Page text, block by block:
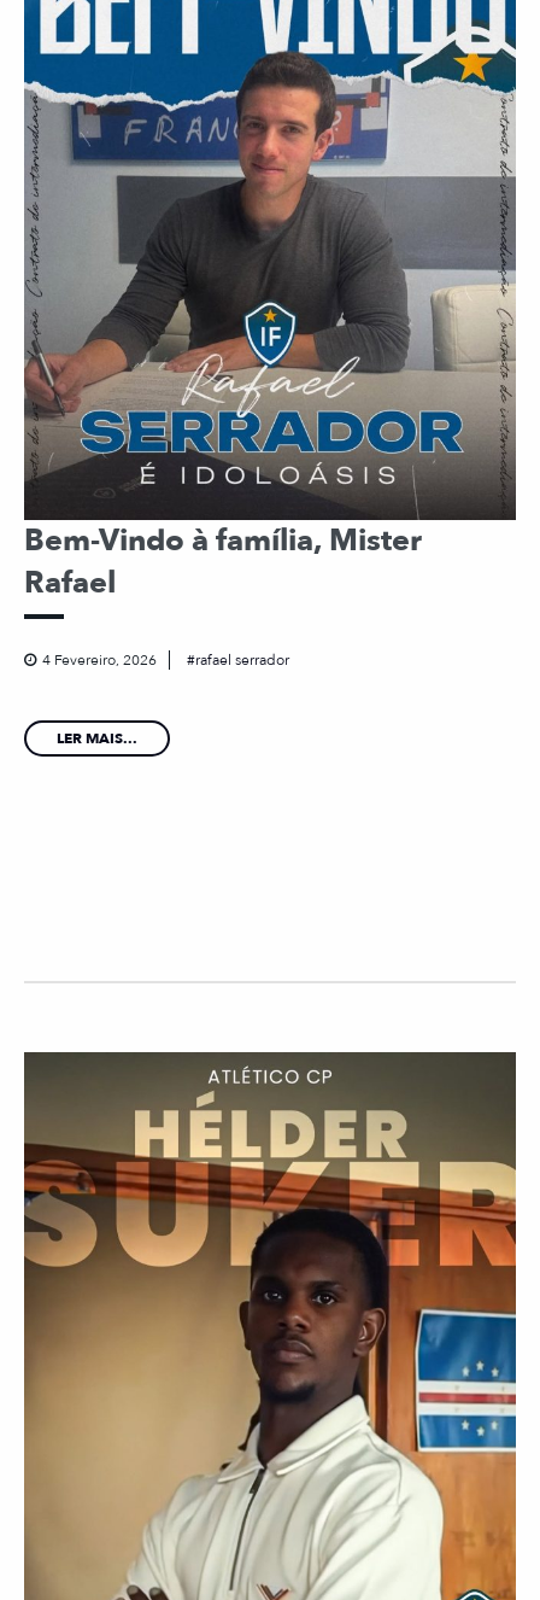
Bem-Vindo à família, Mister
Rafael
4 Fevereiro, 2026 rafael serrador
LER MAIS...